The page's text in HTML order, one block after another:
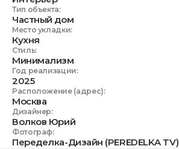
Тип объекта:
Частный дом
Место укладки:
Кухня
Стиль:
Минимализм
Год реализации:
2025
Расположение (адрес):
Москва
Дизайнер:
Волков Юрий
Фотограф:
Переделка-Дизайн (PEREDELKA TV)